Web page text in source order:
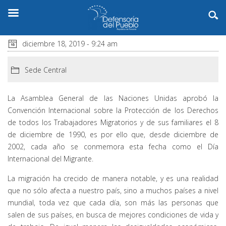
diciembre 18, 2019 - 9:24 am
Sede Central
La Asamblea General de las Naciones Unidas aprobó la
Convención Internacional sobre la Protección de los Derechos
de todos los Trabajadores Migratorios y de sus familiares el 8
de diciembre de 1990, es por ello que, desde diciembre de
2002, cada año se conmemora esta fecha como el Día
Internacional del Migrante.
La migración ha crecido de manera notable, y es una realidad
que no sólo afecta a nuestro país, sino a muchos países a nivel
mundial, toda vez que cada día, son más las personas que
salen de sus países, en busca de mejores condiciones de vida y